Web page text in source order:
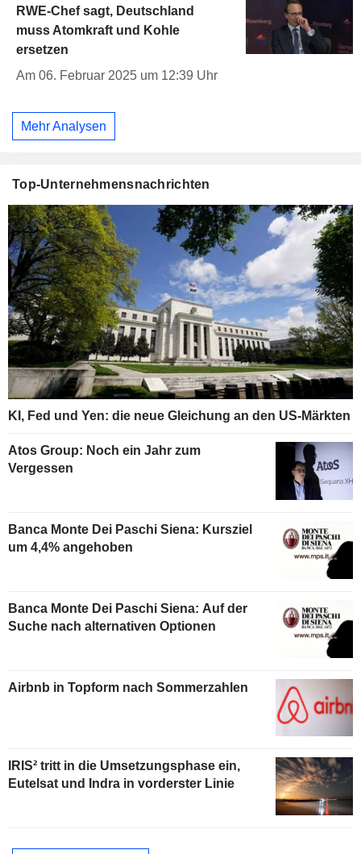
RWE-Chef sagt, Deutschland
muss Atomkraft und Kohle
ersetzen
Am 06. Februar 2025 um 12:39 Uhr
Mehr Analysen
Top-Unternehmensnachrichten
KI, Fed und Yen: die neue Gleichung an den US-Märkten
Atos Group: Noch ein Jahr zum
Vergessen
Banca Monte Dei Paschi Siena: Kursziel
um 4,4% angehoben
Banca Monte Dei Paschi Siena: Auf der
Suche nach alternativen Optionen
Airbnb in Topform nach Sommerzahlen
IRIS² tritt in die Umsetzungsphase ein,
Eutelsat und Indra in vorderster Linie